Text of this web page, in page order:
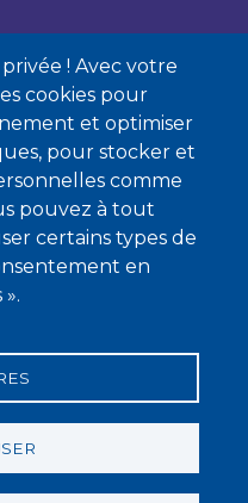
! Avec votre
cookies pour
et optimiser
pour stocker et
comme
pouvez à tout
certains types de
en
générales de vente